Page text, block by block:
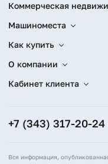
Коммерческая
Машиноместа
Как купить
О компании
Кабинет клиента
+7 (343) 317-20-24
Вся информация,